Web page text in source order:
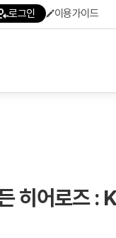
로그인 이용가이드
히어로즈 :